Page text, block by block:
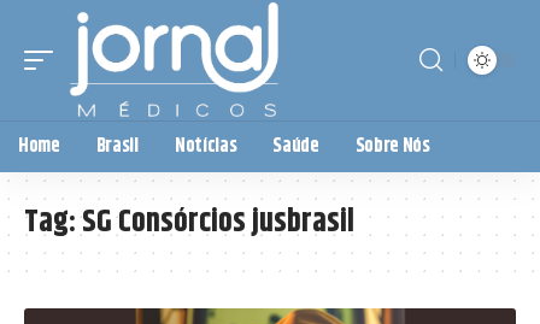
Home Brasil Notícias Saúde Sobre Nós
Tag:SG Consórcios jusbrasil